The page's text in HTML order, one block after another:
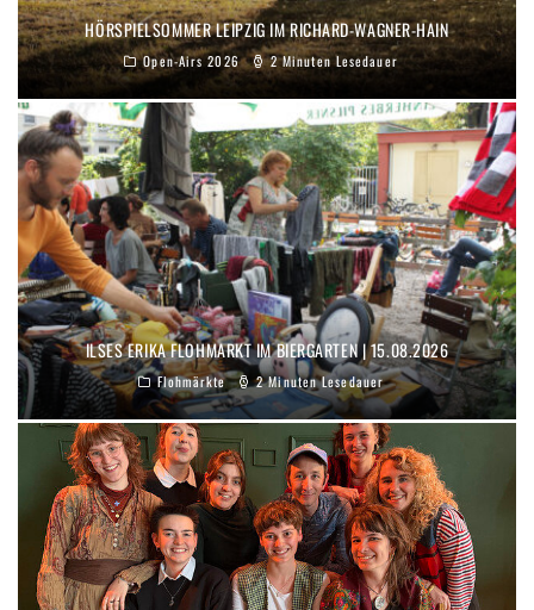
HÖRSPIELSOMMER LEIPZIG IM RICHARD-WAGNER-HAIN
Open-Airs 2026 2 Minuten Lesedauer
ILSES ERIKA FLOHMARKT IM BIERGARTEN | 15.08.2026
Flohmärkte 2 Minuten Lesedauer